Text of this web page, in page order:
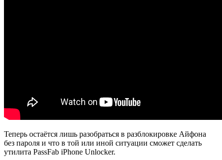
Теперь остаётся лишь разобраться в разблокировке Айфона
без пароля и что в той или иной ситуации сможет сделать
утилита PassFab iPhone Unlocker.